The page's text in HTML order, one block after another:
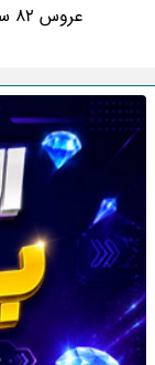
عروس 82 ساله !!